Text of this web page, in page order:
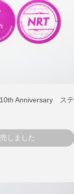
Anniversary ステ
しました